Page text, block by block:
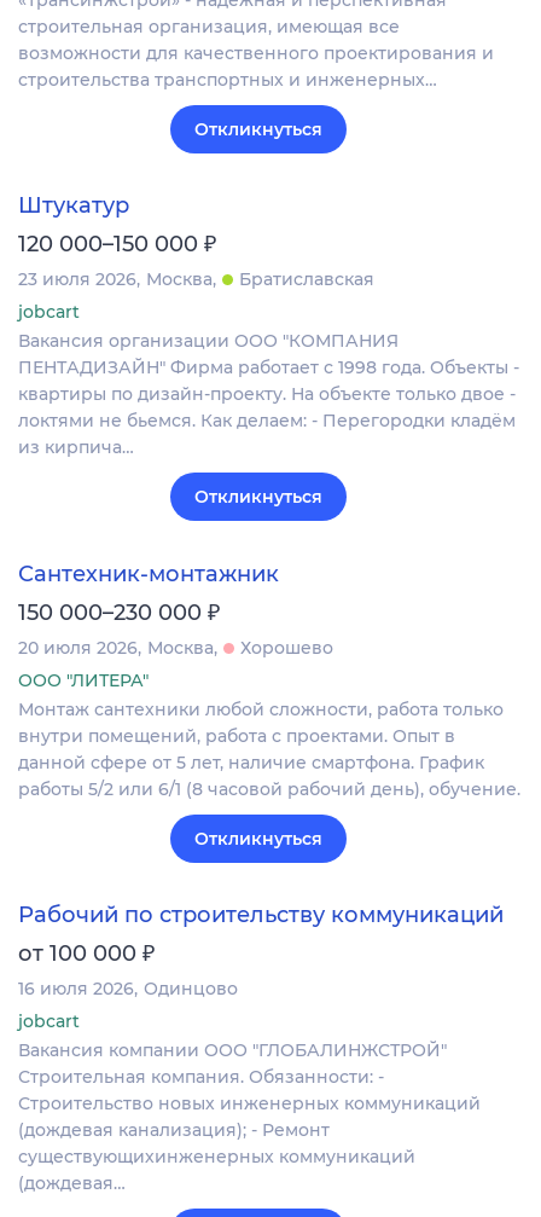
строительная организация, имеющая все
возможности для качественного проектирования и
строительства транспортных и инженерных…
Откликнуться
Штукатур
120 000–150 000 ₽
23 июля 2026 Москва
Братиславская
jobcart
Вакансия организации ООО "КОМПАНИЯ
ПЕНТАДИЗАЙН" Фирма работает с 1998 года. Объекты -
квартиры по дизайн-проекту. На объекте только двое -
локтями не бьемся. Как делаем: - ​​Перегородки кладём
из кирпича…
Откликнуться
Сантехник-монтажник
150 000–230 000 ₽
20 июля 2026 Москва
Хорошево
ООО "ЛИТЕРА"
Монтаж сантехники любой сложности, работа только
внутри помещений, работа с проектами. Опыт в
данной сфере от 5 лет, наличие смартфона. График
работы 5/2 или 6/1 (8 часовой рабочий день), обучение.
Откликнуться
Рабочий по строительству коммуникаций
от 100 000 ₽
16 июля 2026 Одинцово
jobcart
Вакансия компании ООО "ГЛОБАЛИНЖСТРОЙ"
Строительная компания. Обязанности: -
Строительство новых инженерных коммуникаций
(дождевая канализация); - Ремонт
существующихинженерных коммуникаций
(дождевая…